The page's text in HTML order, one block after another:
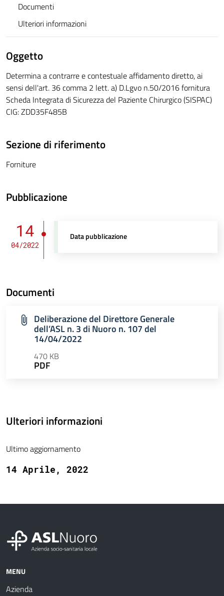
Documenti
Ulteriori informazioni
Oggetto
Determina a contrarre e contestuale affidamento diretto, ai
sensi dell'art. 36 comma 2 lett. a) D.Lgvo n.50/2016 fornitura
Scheda Integrata di Sicurezza del Paziente Chirurgico (SISPAC)
CIG: ZDD35F485B
Sezione di riferimento
Forniture
Pubblicazione
14
04/2022
Data pubblicazione
Documenti
Deliberazione del Direttore Generale
dell’ASL n. 3 di Nuoro n. 107 del
14/04/2022
470 KB
PDF
Ulteriori informazioni
Ultimo aggiornamento
14 Aprile, 2022
MENU
Azienda